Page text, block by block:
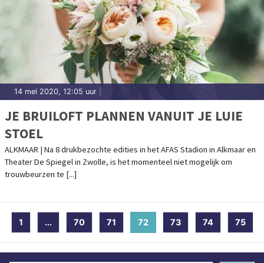
14 mei 2020, 12:05 uur
JE BRUILOFT PLANNEN VANUIT JE LUIE
STOEL
ALKMAAR | Na 8 drukbezochte edities in het AFAS Stadion in Alkmaar en
Theater De Spiegel in Zwolle, is het momenteel niet mogelijk om
trouwbeurzen te [...]
1 ... 70 71 72(current)
73 74 75